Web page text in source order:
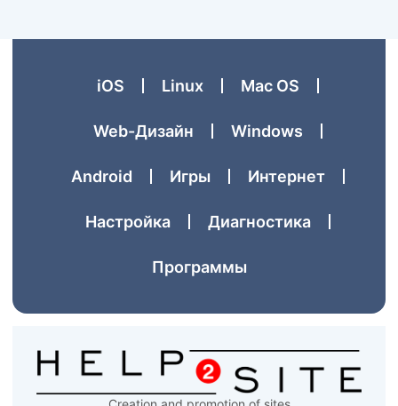
iOS Linux Mac OS
Web-Дизайн Windows
Аndroid Игры Интернет
Настройка Диагностика
Программы